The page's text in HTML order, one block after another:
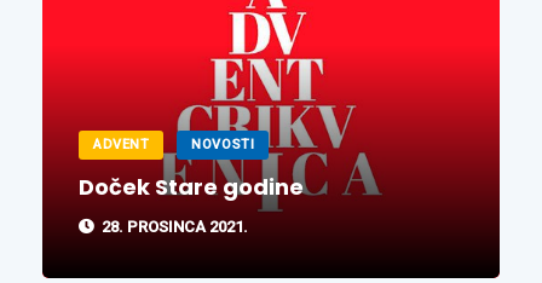
ADVENT NOVOSTI
Doček Stare godine
28. PROSINCA 2021.